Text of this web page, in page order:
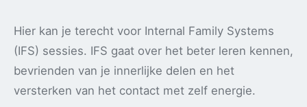
Hier kan je terecht voor Internal Family Systems
(IFS) sessies. IFS gaat over het beter leren kennen,
bevrienden van je innerlijke delen en het
versterken van het contact met zelf energie.